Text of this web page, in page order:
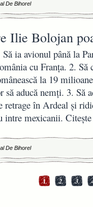
De Bihorel
Ilie Bolojan
Să ia avionul până la
cu Franța. 2. Să
la 19
să aducă nemți. 3. Să
retrage în Ardeal și
intre mexicanii.
De Bihorel
1 2 3